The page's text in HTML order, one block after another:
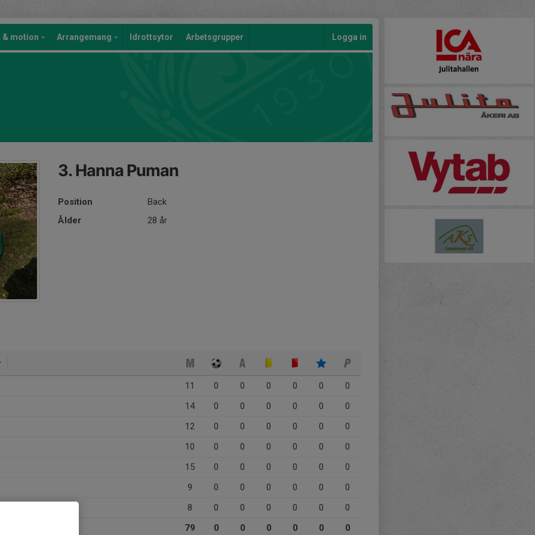
& motion Arrangemang Idrottsytor Arbetsgrupper Logga in
3. Hanna Puman
Position
Back
Ålder
28 år
11 0 0 0 0 0
0
14 0 0 0 0 0
0
12 0 0 0 0 0
0
10 0 0 0 0 0
0
15 0 0 0 0 0
0
9 0 0 0 0 0
0
8 0 0 0 0 0
0
79 0 0 0 0 0 0